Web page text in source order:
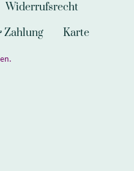
Widerrufsrecht
Zahlung Karte